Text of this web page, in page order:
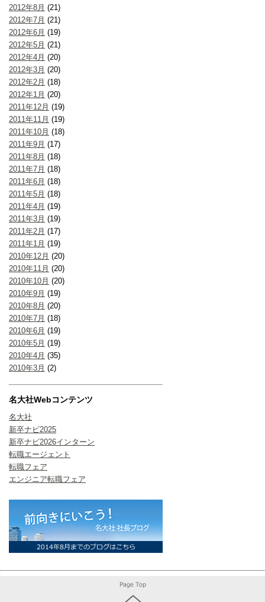
2012年8月 (21)
2012年7月 (21)
2012年6月 (19)
2012年5月 (21)
2012年4月 (20)
2012年3月 (20)
2012年2月 (18)
2012年1月 (20)
2011年12月 (19)
2011年11月 (19)
2011年10月 (18)
2011年9月 (17)
2011年8月 (18)
2011年7月 (18)
2011年6月 (18)
2011年5月 (18)
2011年4月 (19)
2011年3月 (19)
2011年2月 (17)
2011年1月 (19)
2010年12月 (20)
2010年11月 (20)
2010年10月 (20)
2010年9月 (19)
2010年8月 (20)
2010年7月 (18)
2010年6月 (19)
2010年5月 (19)
2010年4月 (35)
2010年3月 (2)
名大社Webコンテンツ
名大社
新卒ナビ2025
新卒ナビ2026インターン
転職エージェント
転職フェア
エンジニア転職フェア